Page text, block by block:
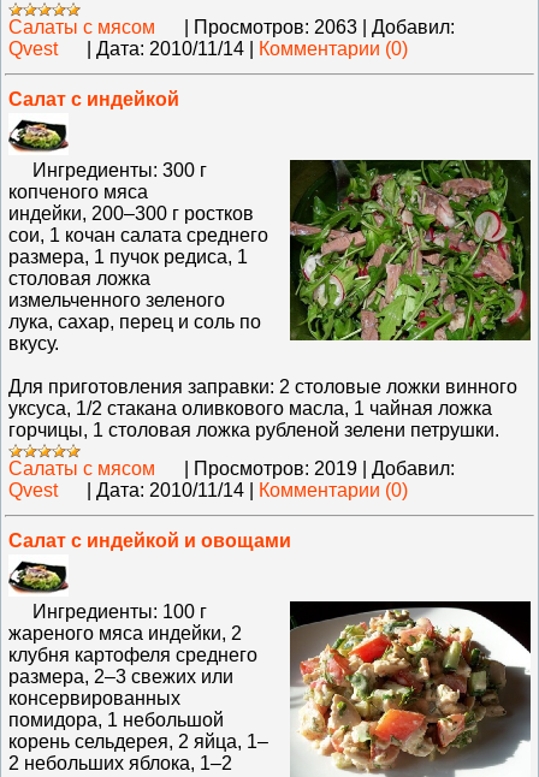
Салаты с мясом
Просмотров: 2063
Добавил:
Qvest
Дата: 2010/11/14 Комментарии (0)
Салат с индейкой
Ингредиенты: 300 г
копченого мяса
индейки, 200–300 г ростков
сои, 1 кочан салата среднего
размера, 1 пучок редиса, 1
столовая ложка
измельченного зеленого
лука, сахар, перец и соль по
вкусу.
Для приготовления заправки: 2 столовые ложки винного
уксуса, 1/2 стакана оливкового масла, 1 чайная ложка
горчицы, 1 столовая ложка рубленой зелени петрушки.
Салаты с мясом
Просмотров: 2019
Добавил:
Qvest
Дата: 2010/11/14 Комментарии (0)
Салат с индейкой и овощами
Ингредиенты: 100 г
жареного мяса индейки, 2
клубня картофеля среднего
размера, 2–3 свежих или
консервированных
помидора, 1 небольшой
корень сельдерея, 2 яйца, 1–
2 небольших яблока, 1–2